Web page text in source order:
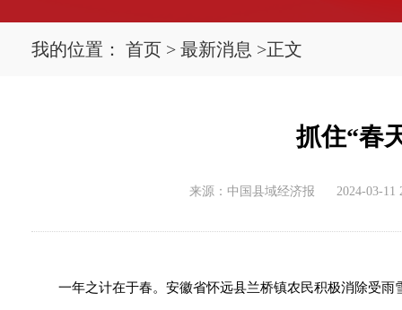
我的位置： 首页 > 最新消息 >正文
抓住“春
来源：中国县域经济报 2024-03-11
一年之计在于春。安徽省怀远县兰桥镇农民积极消除受